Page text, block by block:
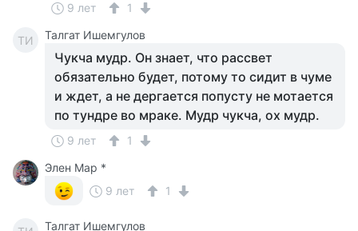
9 лет 1
ТИ Талгат Ишемгулов
Чукча мудр. Он знает, что рассвет
обязательно будет, потому то сидит в чуме
и ждет, а не дергается попусту не мотается
по тундре во мраке. Мудр чукча, ох мудр.
9 лет
1
Элен Мар *
9 лет
1
Талгат Ишемгулов